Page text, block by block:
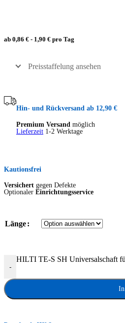
ab 0,86 € - 1,90 € pro Tag
Preisstaffelung ansehen
Hin- und Rückversand ab 12,90 €
Premium Versand möglich
Lieferzeit 1-2 Werktage
Kautionsfrei
Versichert gegen Defekte
Optionaler Einrichtungsservice
Länge
-
HILTI TE-S SH Universalschaft
In